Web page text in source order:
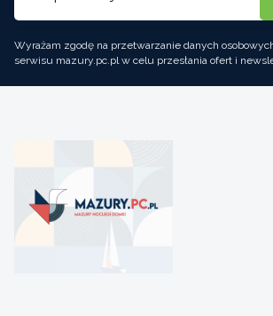
Wyrażam zgodę na przetwarzanie danych
serwisu mazury.pc.pl w celu przesłania ofert i